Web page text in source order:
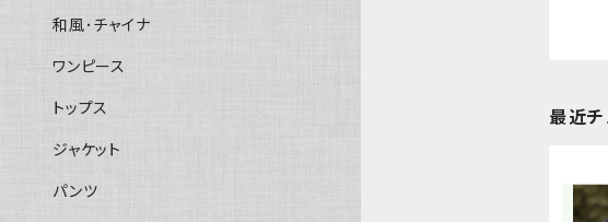
最近チ
和風･チャイナ
ワンピース
トップス
ジャケット
パンツ